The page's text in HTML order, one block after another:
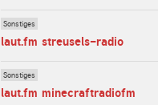
Sonstiges
laut.fm streusels-radio
Sonstiges
laut.fm minecraftradiofm